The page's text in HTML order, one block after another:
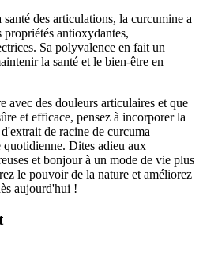
des articulations, la curcumine a
propriétés antioxydantes,
Sa polyvalence en fait un
la santé et le bien-être en
avec des douleurs articulaires et que
et efficace, pensez à incorporer la
de racine de curcuma
Dites adieu aux
et bonjour à un mode de vie plus
le pouvoir de la nature et améliorez
aujourd'hui !